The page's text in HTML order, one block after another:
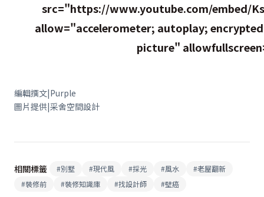
src="https://www.youtube.com/embed/
allow="accelerometer; autoplay;
picture"
編輯撰文|Purple
圖片提供|采舍空間設計
相關標籤 #別墅 #現代風 #採光 #風水 #老屋翻新
#裝修前 #裝修知識庫 #找設計師 #壁癌